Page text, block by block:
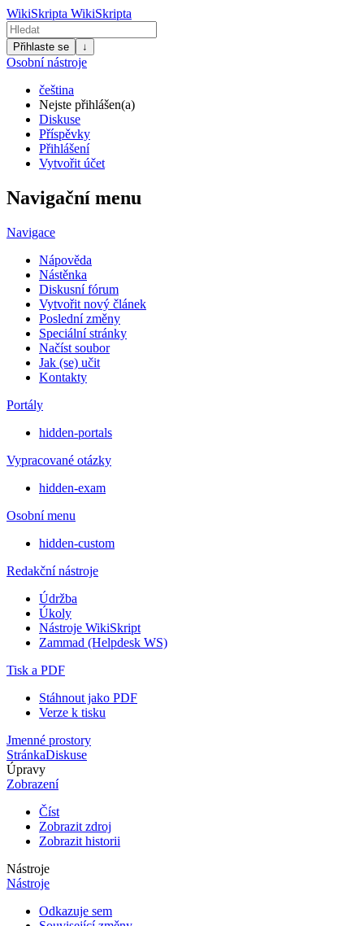
WikiSkripta WikiSkripta
Přihlaste se ↓
Osobní nástroje
čeština
Nejste přihlášen(a)
Diskuse
Příspěvky
Přihlášení
Vytvořit účet
Navigační menu
Navigace
Nápověda
Nástěnka
Diskusní fórum
Vytvořit nový článek
Poslední změny
Speciální stránky
Načíst soubor
Jak (se) učit
Kontakty
Portály
hidden-portals
Vypracované otázky
hidden-exam
Osobní menu
hidden-custom
Redakční nástroje
Údržba
Úkoly
Nástroje WikiSkript
Zammad (Helpdesk WS)
Tisk a PDF
Stáhnout jako PDF
Verze k tisku
Jmenné prostory
StránkaDiskuse
Úpravy
Zobrazení
Číst
Zobrazit zdroj
Zobrazit historii
Nástroje
Nástroje
Odkazuje sem